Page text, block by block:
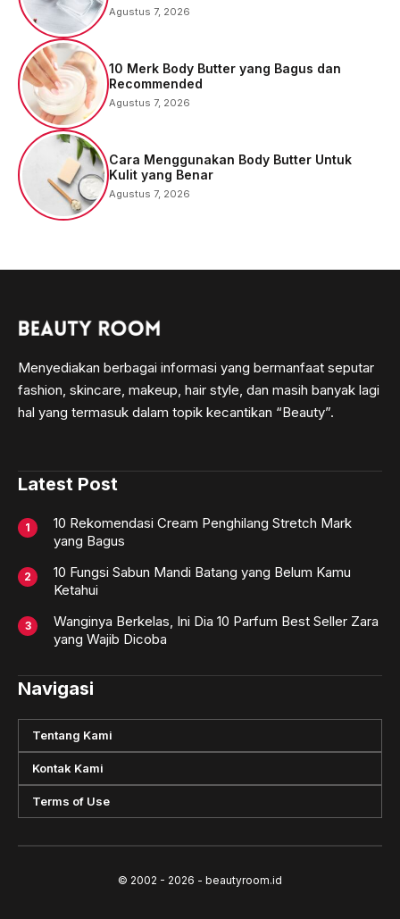
Agustus 7, 2026
10 Merk Body Butter yang Bagus dan
Recommended
Agustus 7, 2026
Cara Menggunakan Body Butter Untuk
Kulit yang Benar
Agustus 7, 2026
Menyediakan berbagai informasi yang bermanfaat seputar
fashion, skincare, makeup, hair style, dan masih banyak lagi
hal yang termasuk dalam topik kecantikan “Beauty”.
Latest Post
10 Rekomendasi Cream Penghilang Stretch Mark
yang Bagus
10 Fungsi Sabun Mandi Batang yang Belum Kamu
Ketahui
Wanginya Berkelas, Ini Dia 10 Parfum Best Seller Zara
yang Wajib Dicoba
Navigasi
Tentang Kami
Kontak Kami
Terms of Use
© 2002 - 2026 - beautyroom.id